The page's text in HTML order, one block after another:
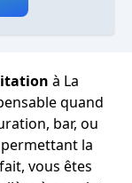
à La
quand
bar, ou
la
vous êtes